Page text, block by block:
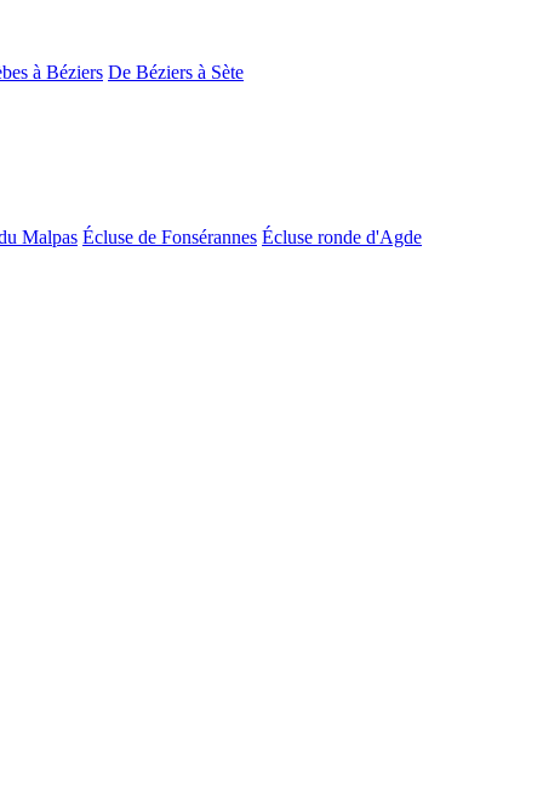
à Béziers De Béziers à Sète
Malpas Écluse de Fonsérannes Écluse ronde d'Agde